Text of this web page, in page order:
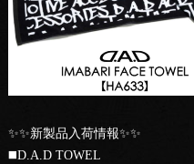
✨✨新製品入荷情報✨✨
◼️D.A.D TOWEL